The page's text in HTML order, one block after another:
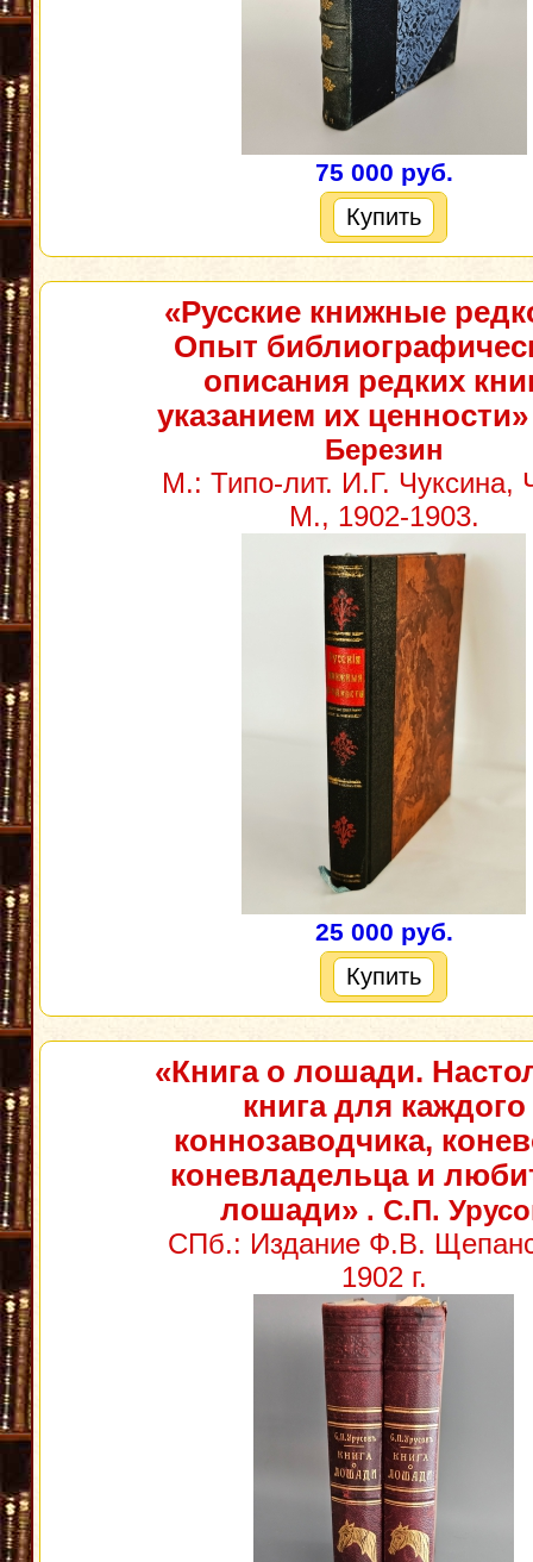
75 000 руб.
Купить
«Русские книжные
Опыт
описания редких
указанием их ценности»
Березин
М.: Типо-лит. И.Г. Чуксина,
М., 1902-1903.
25 000 руб.
Купить
«Книга о лошади.
книга для каждого
коннозаводчика,
коневладельца и
лошади». С.П.
СПб.: Издание Ф.В.
1902 г.